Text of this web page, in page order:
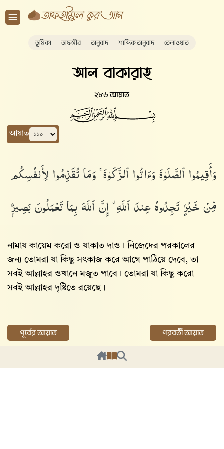
ভূমিকা তাফসীর অনুবাদ শাব্দিক অনুবাদ তেলাওয়াত
আল বাকারাহ
২৮৬ আয়াত
আয়াত
وَأَقِيمُوا۟ ٱلصَّلَوٰةَ وَءَاتُوا۟ ٱلزَّكَوٰةَ ۚ وَمَا تُقَدِّمُوا۟ لِأَنفُسِكُم
مِّنْ خَيْرٍۢ تَجِدُوهُ عِندَ ٱللَّهِ ۗ إِنَّ ٱللَّهَ بِمَا تَعْمَلُونَ بَصِيرٌۭ
নামায কায়েম করো ও যাকাত দাও। নিজেদের পরকালের
জন্য তোমরা যা কিছু সৎকাজ করে আগে পাঠিয়ে দেবে, তা
সবই আল্লাহর ওখানে মজুত পাবে। তোমরা যা কিছু করো
সবই আল্লাহর দৃষ্টিতে রয়েছে।
পূর্বের আয়াত পরবর্তী আয়াত